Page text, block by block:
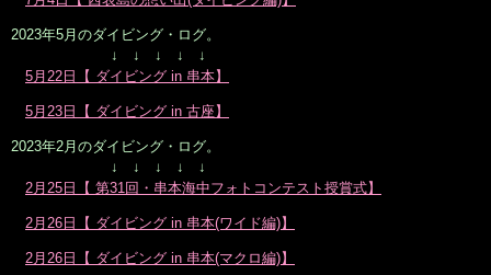
2023年5月のダイビング・ログ。
↓ ↓ ↓ ↓ ↓
5月22日【 ダイビング in 串本】
5月23日【 ダイビング in 古座】
2023年2月のダイビング・ログ。
↓ ↓ ↓ ↓ ↓
2月25日【 第31回・串本海中フォトコンテスト授賞式】
2月26日【 ダイビング in 串本(ワイド編)】
2月26日【 ダイビング in 串本(マクロ編)】